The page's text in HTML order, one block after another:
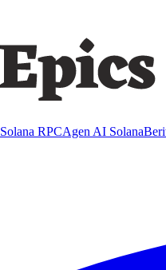
Solana RPCAgen AI Solana